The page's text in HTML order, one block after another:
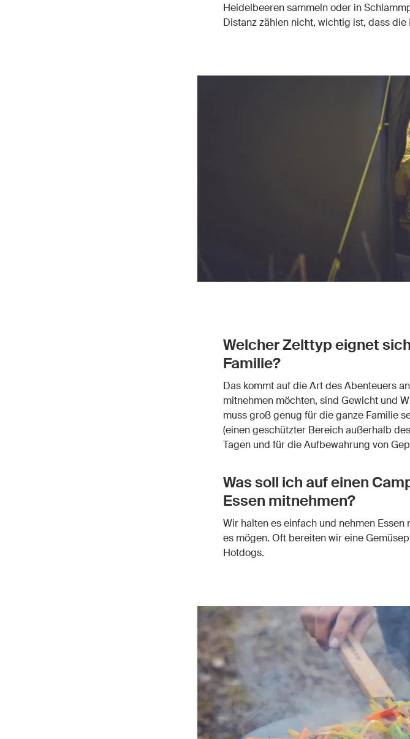
Heidelbeeren sammeln oder in
Distanz zählen nicht, wichtig ist, dass
Welcher Zelttyp eignet
Familie?
Das kommt auf die Art des Abenteuers
mitnehmen möchten, sind Gewicht und
muss groß genug für die ganze Familie
(einen geschützter Bereich außerhalb
Tagen und für die Aufbewahrung von
Was soll ich auf einen
Essen mitnehmen?
Wir halten es einfach und nehmen
es mögen. Oft bereiten wir eine
Hotdogs.